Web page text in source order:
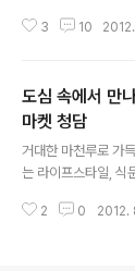
집, 만족 오향족발이
을 달래는 맛.있.는
8번출구 근처에 위치
를 끼고 골목으로 들
간인 오전 11시 30
만두국수, 떡국, 떡
오후 3시부터는 오향
3 10
도심 속에서 만
마켓 청담
거대한 마천루로 가
는 라이프스타일, 식
었다. 보통 대형마트
2 0 2012.